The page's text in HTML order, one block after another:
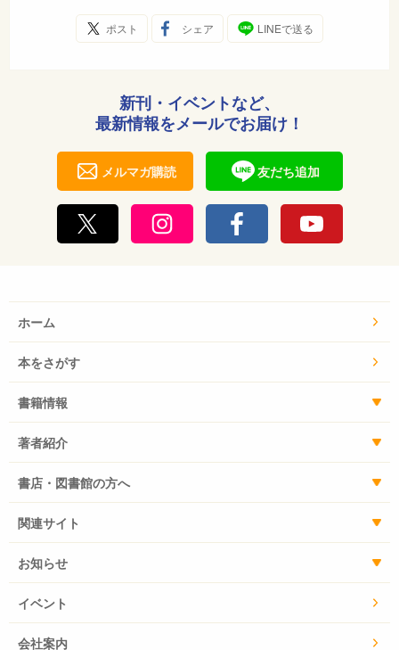
ポスト シェア LINEで送る
新刊・イベントなど、
最新情報をメールでお届け！
メルマガ購読 友だち追加
ホーム
本をさがす
書籍情報
著者紹介
書店・図書館の方へ
関連サイト
お知らせ
イベント
会社案内